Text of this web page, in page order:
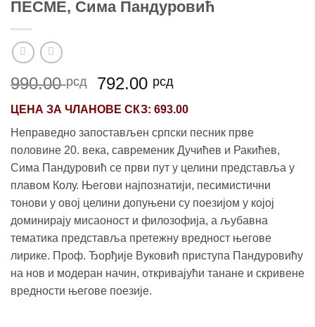
ПЕСМЕ, Сима Пандуровић
990.00рсд
Оригинална
је
била:
990.00 рсд.
792.00 рсдТренутна
је:
792.00 рсд.
ЦЕНА ЗА ЧЛАНОВЕ СКЗ: 693.00
Неправедно запостављен српски песник прве
половине 20. века, савременик Дучићев и Ракићев,
Сима Пандуровић се први пут у целини представља у
плавом Колу. Његови најпознатији, песимистични
тонови у овој целини допуњени су поезијом у којој
доминирају мисаоност и филозофија, а љубавна
тематика представља претежну вредност његове
лирике. Проф. Ђорђије Вуковић приступа Пандуровићу
на нов и модеран начин, откривајући танане и скривене
вредности његове поезије.